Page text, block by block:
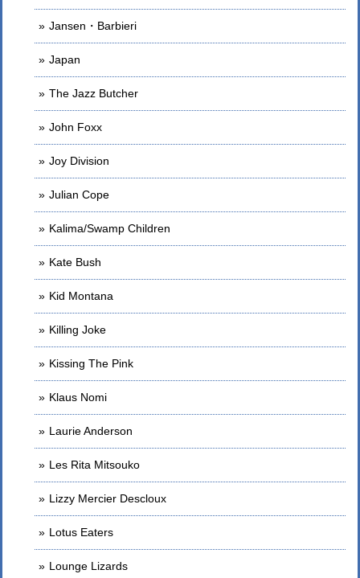
Jansen・Barbieri
Japan
The Jazz Butcher
John Foxx
Joy Division
Julian Cope
Kalima/Swamp Children
Kate Bush
Kid Montana
Killing Joke
Kissing The Pink
Klaus Nomi
Laurie Anderson
Les Rita Mitsouko
Lizzy Mercier Descloux
Lotus Eaters
Lounge Lizards